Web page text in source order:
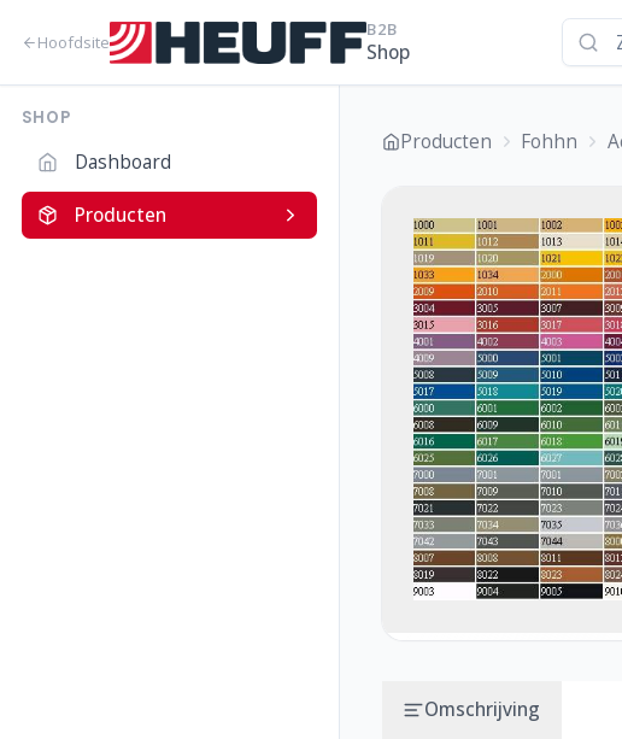
Hoofdsite
B2B
Shop
SHOP
Dashboard
Producten
Producten Fohhn
Omschrijving